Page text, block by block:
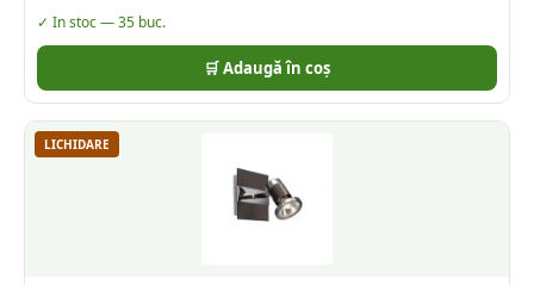
✓ In stoc —35 buc.
🛒 Adaugă în coș
LICHIDARE